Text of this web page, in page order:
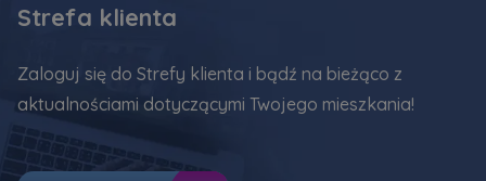
Strefa klienta
Zaloguj się do Strefy klienta i bądź na bieżąco z
aktualnościami dotyczącymi Twojego mieszkania!